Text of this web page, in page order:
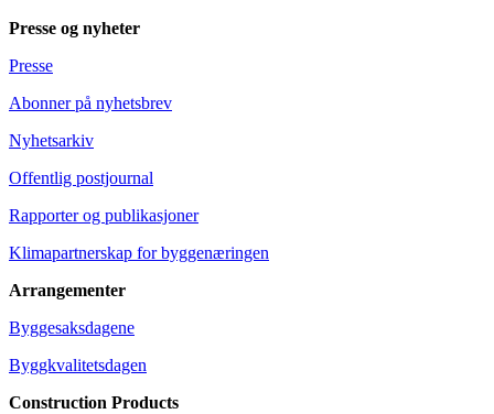
Presse og nyheter
Presse
Abonner på nyhetsbrev
Nyhetsarkiv
Offentlig postjournal
Rapporter og publikasjoner
Klimapartnerskap for byggenæringen
Arrangementer
Byggesaksdagene
Byggkvalitetsdagen
Construction Products